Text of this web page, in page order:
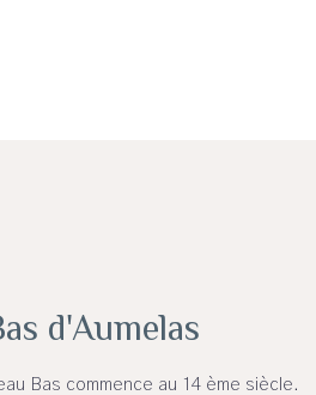
d'Aumelas
Bas commence au 14 ème siècle.